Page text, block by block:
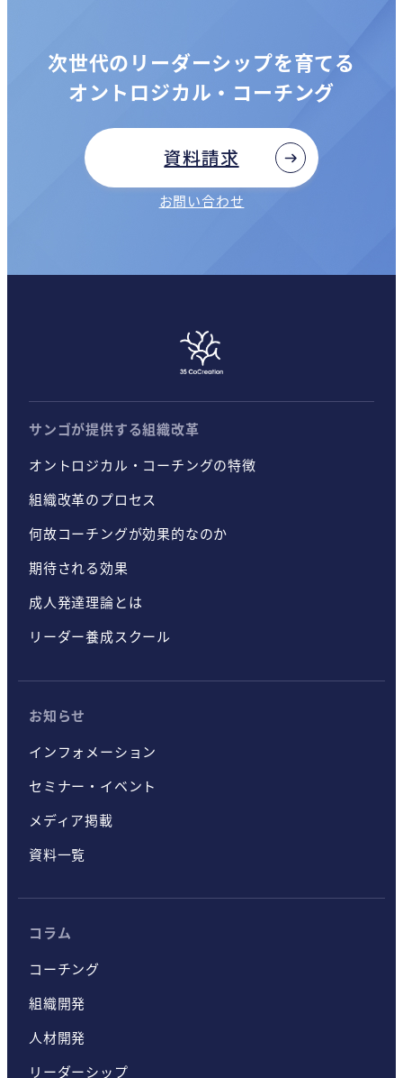
次世代のリーダーシップを育てる
オントロジカル・コーチング
資料請求
お問い合わせ
サンゴが提供する組織改革
オントロジカル・コーチングの特徴
組織改革のプロセス
何故コーチングが効果的なのか
期待される効果
成人発達理論とは
リーダー養成スクール
お知らせ
インフォメーション
セミナー・イベント
メディア掲載
資料一覧
コラム
コーチング
組織開発
人材開発
リーダーシップ